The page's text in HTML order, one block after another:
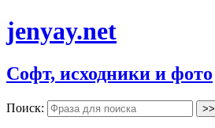
jenyay.net
Софт, исходники и фото
Поиск: